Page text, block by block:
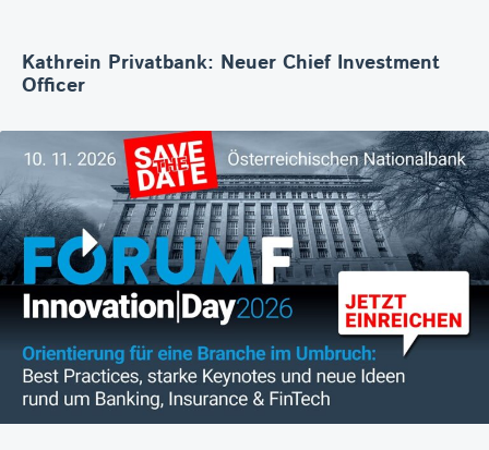
Kathrein Privatbank: Neuer Chief Investment
Officer